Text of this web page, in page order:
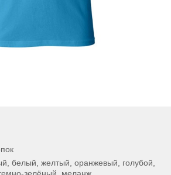
белый, желтый, оранжевый, голубой,